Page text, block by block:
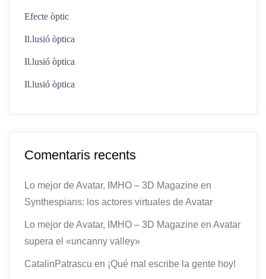
Efecte òptic
Il.lusió òptica
Il.lusió òptica
Il.lusió òptica
Comentaris recents
Lo mejor de Avatar, IMHO – 3D Magazine en
Synthespians: los actores virtuales de Avatar
Lo mejor de Avatar, IMHO – 3D Magazine en Avatar
supera el «uncanny valley»
CatalinPatrascu en ¡Qué mal escribe la gente hoy!